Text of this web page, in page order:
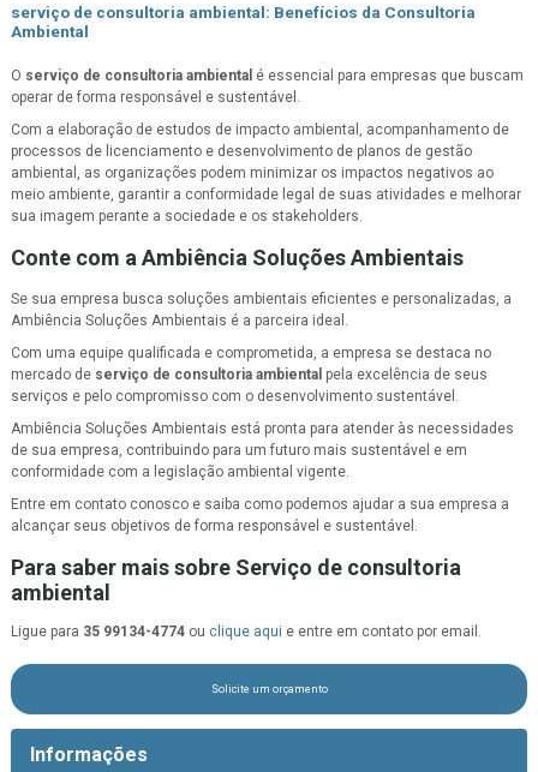
serviço de consultoria ambiental: Benefícios da Consultoria
Ambiental
O serviço de consultoria ambiental é essencial para empresas que buscam
operar de forma responsável e sustentável.
Com a elaboração de estudos de impacto ambiental, acompanhamento de
processos de licenciamento e desenvolvimento de planos de gestão
ambiental, as organizações podem minimizar os impactos negativos ao
meio ambiente, garantir a conformidade legal de suas atividades e melhorar
sua imagem perante a sociedade e os stakeholders.
Conte com a Ambiência Soluções Ambientais
Se sua empresa busca soluções ambientais eficientes e personalizadas, a
Ambiência Soluções Ambientais é a parceira ideal.
Com uma equipe qualificada e comprometida, a empresa se destaca no
mercado de serviço de consultoria ambiental pela excelência de seus
serviços e pelo compromisso com o desenvolvimento sustentável.
Ambiência Soluções Ambientais está pronta para atender às necessidades
de sua empresa, contribuindo para um futuro mais sustentável e em
conformidade com a legislação ambiental vigente.
Entre em contato conosco e saiba como podemos ajudar a sua empresa a
alcançar seus objetivos de forma responsável e sustentável.
Para saber mais sobre Serviço de consultoria
ambiental
Ligue para 35 99134-4774 ou clique aqui e entre em contato por email.
Solicite um orçamento
Informações